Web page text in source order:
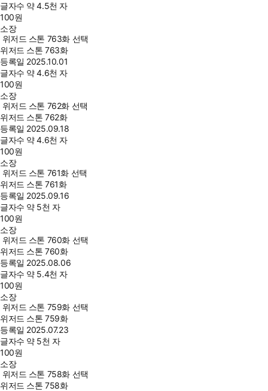
글자수 약 4.5천 자
100원
소장
위저드 스톤 763화 선택
위저드 스톤 763화
등록일 2025.10.01
글자수 약 4.6천 자
100원
소장
위저드 스톤 762화 선택
위저드 스톤 762화
등록일 2025.09.18
글자수 약 4.6천 자
100원
소장
위저드 스톤 761화 선택
위저드 스톤 761화
등록일 2025.09.16
글자수 약 5천 자
100원
소장
위저드 스톤 760화 선택
위저드 스톤 760화
등록일 2025.08.06
글자수 약 5.4천 자
100원
소장
위저드 스톤 759화 선택
위저드 스톤 759화
등록일 2025.07.23
글자수 약 5천 자
100원
소장
위저드 스톤 758화 선택
위저드 스톤 758화